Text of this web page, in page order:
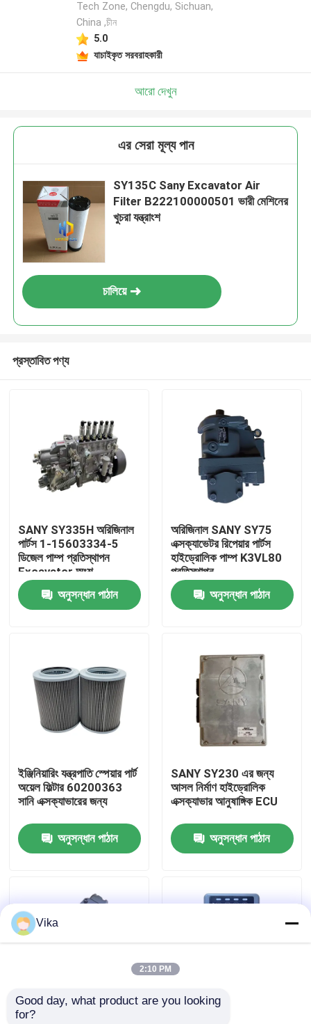
আমাদের সম্পর্কে
মান নিয়ন্ত্রণ
আমাদের সাথে যোগাযোগ করুন
উদ্ধৃতির জন্য আবেদন
কামিন্স খুচরা যন্ত্রাংশ
Tech Zone, Chengdu, Sichuan,
China ,চীন
5.0
যাচাইকৃত সরবরাহকারী
আরো দেখুন
এর সেরা মূল্য পান
SY135C Sany Excavator Air
Filter B222100000501 ভারী মেশিনের
খুচরা যন্ত্রাংশ
চালিয়ে
প্রস্তাবিত পণ্য
SANY SY335H অরিজিনাল
পার্টস 1-15603334-5
ডিজেল পাম্প প্রতিস্থাপন
Excavator অংশ
রক্ষণাবেক্ষণের জন্য
অনুসন্ধান পাঠান
অরিজিনাল SANY SY75
এক্সক্যাভেটর রিপেয়ার পার্টস
হাইড্রোলিক পাম্প K3VL80
প্রতিস্থাপন
অনুসন্ধান পাঠান
ইঞ্জিনিয়ারিং যন্ত্রপাতি স্পেয়ার পার্ট
অয়েল ফিল্টার 60200363
সানি এক্সক্যাভারের জন্য
অনুসন্ধান পাঠান
SANY SY230 এর জন্য
আসল নির্মাণ হাইড্রোলিক
এক্সক্যাভার আনুষাঙ্গিক ECU
অনুসন্ধান পাঠান
এক্সসিএমজি এক্সই 370
Vika
2:10 PM
Good day, what product are you looking
for?